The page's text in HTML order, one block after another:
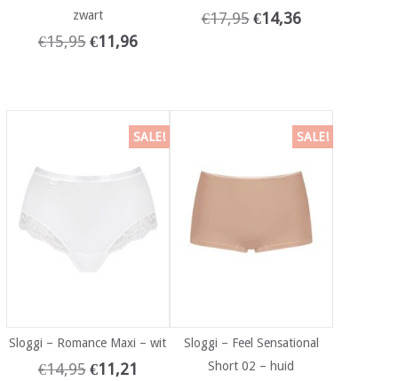
zwart
€15,95 €11,96
€17,95 €14,36
SALE!
Sloggi – Romance Maxi – wit
€14,95 €11,21
SALE!
Sloggi – Feel Sensational
Short 02 – huid